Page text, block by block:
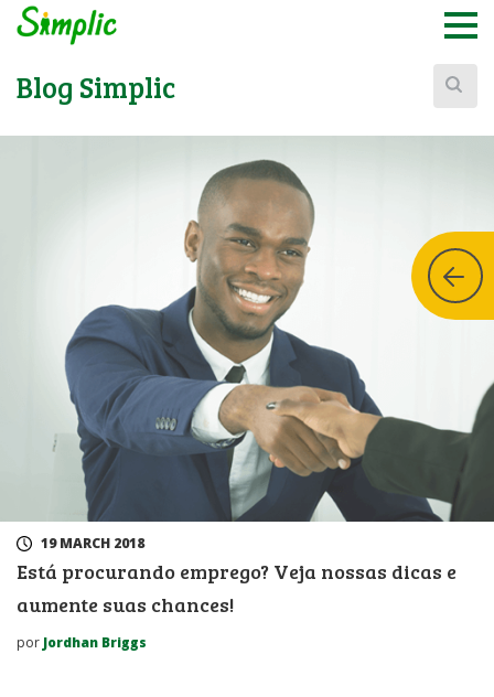
Blog Simplic
19 MARCH 2018
Está procurando emprego? Veja nossas dicas e
aumente suas chances!
por Jordhan Briggs
Buscar: